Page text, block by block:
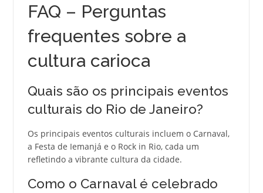
FAQ – Perguntas
frequentes sobre a
cultura carioca
Quais são os principais eventos
culturais do Rio de Janeiro?
Os principais eventos culturais incluem o Carnaval,
a Festa de Iemanjá e o Rock in Rio, cada um
refletindo a vibrante cultura da cidade.
Como o Carnaval é celebrado